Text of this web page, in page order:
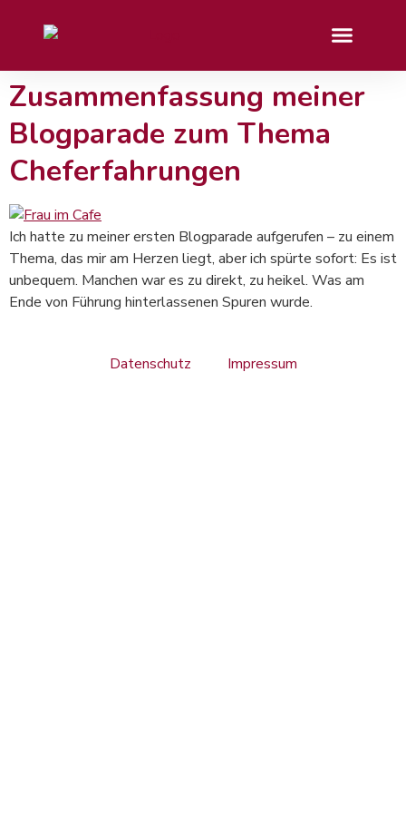
Zusammenfassung meiner
Blogparade zum Thema
Cheferfahrungen
Ich hatte zu meiner ersten Blogparade aufgerufen – zu einem
Thema, das mir am Herzen liegt, aber ich spürte sofort: Es ist
unbequem. Manchen war es zu direkt, zu heikel. Was am
Ende von Führung hinterlassenen Spuren wurde.
Datenschutz Impressum